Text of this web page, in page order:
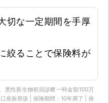
切な一定期間を手厚
絞ることで保険料が
悪性新生物初回診断一時金額100万
座振替扱 | 保険期間：10年満了 | 保